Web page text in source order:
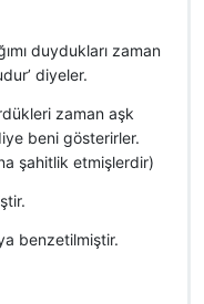
duydukları zaman
diyeler.
zaman aşk
beni gösterirler.
şahitlik etmişlerdir)
benzetilmiştir.